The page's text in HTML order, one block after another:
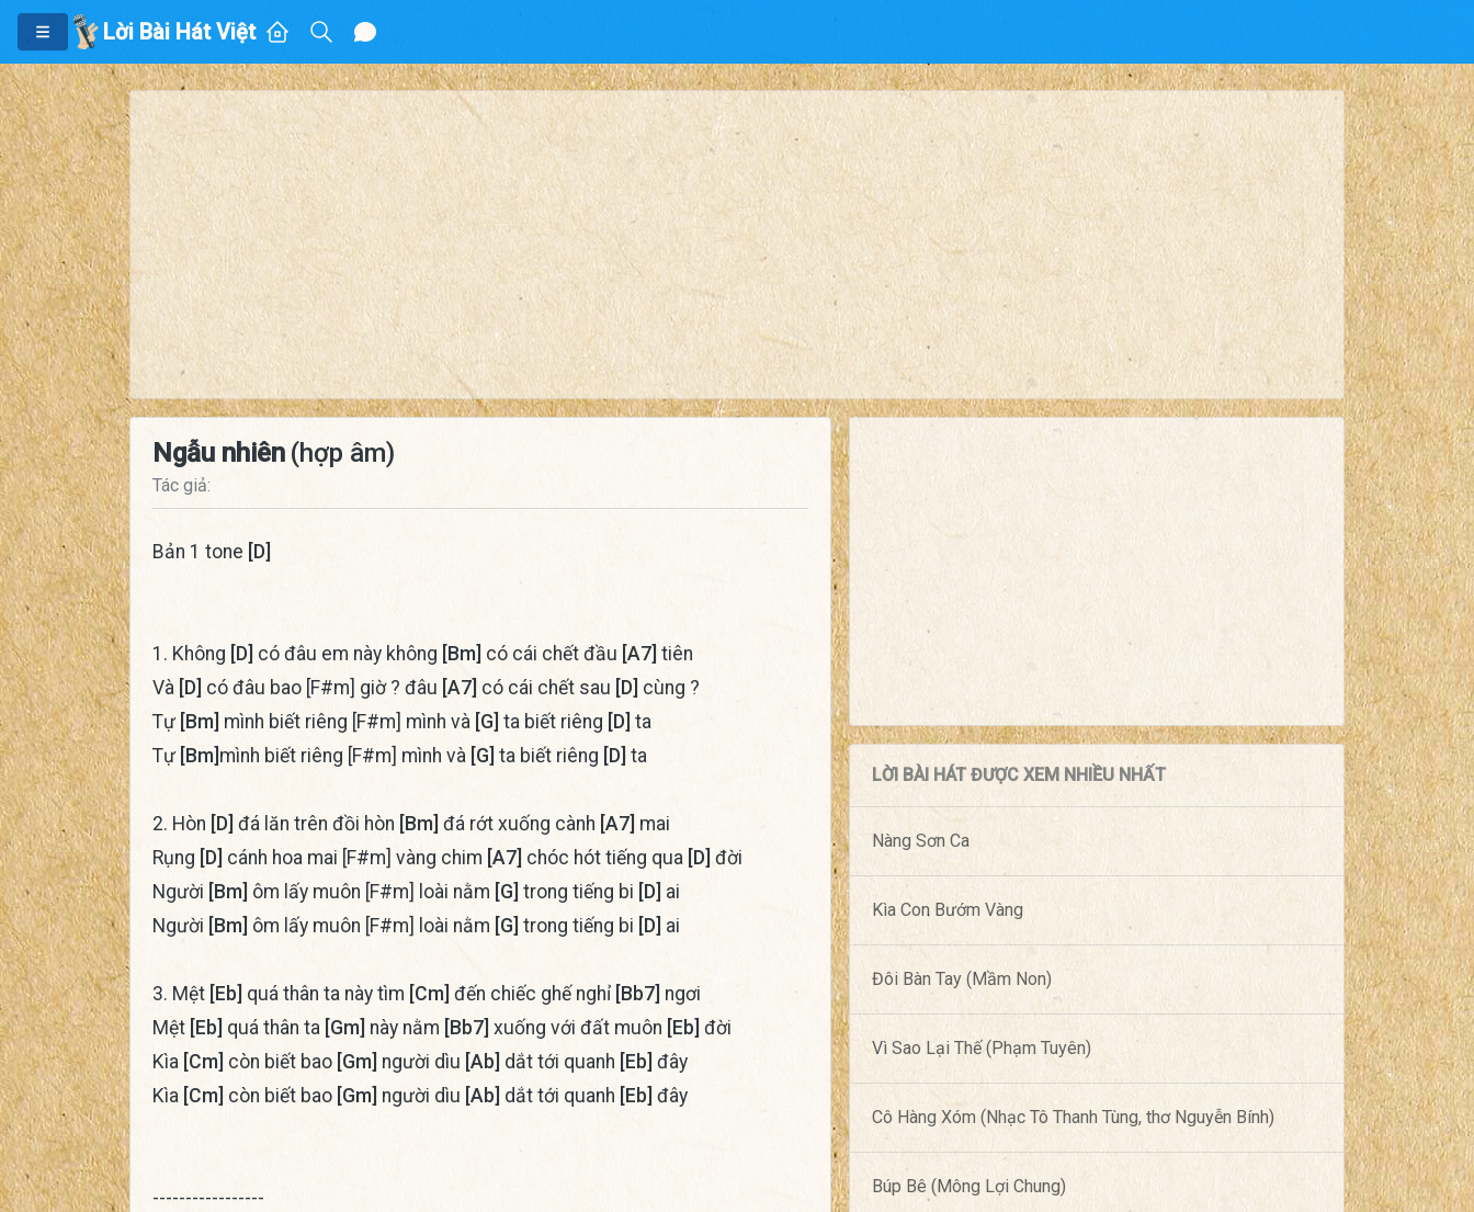
Lời Bài Hát Việt
Ngẫu nhiên (hợp âm)
Tác giả:
Bản 1 tone [D]
1. Không [D] có đâu em này không [Bm] có cái chết đầu [A7] tiên
Và [D] có đâu bao [F#m] giờ ? đâu [A7] có cái chết sau [D] cùng ?
Tự [Bm] mình biết riêng [F#m] mình và [G] ta biết riêng [D] ta
Tự [Bm] mình biết riêng [F#m] mình và [G] ta biết riêng [D] ta
2. Hòn [D] đá lăn trên đồi hòn [Bm] đá rớt xuống cành [A7] mai
Rụng
[D] cánh hoa mai [F#m] vàng chim [A7] chóc hót tiếng qua [D] đời
Người
[Bm] ôm lấy muôn [F#m] loài nằm [G] trong tiếng bi [D] ai
Người
[Bm] ôm lấy muôn [F#m] loài nằm [G] trong tiếng bi [D] ai
3. Mệt [Eb] quá thân ta này tìm [Cm] đến chiếc ghế nghỉ [Bb7] ngơi
Mệt [Eb] quá thân ta [Gm] này nằm [Bb7] xuống với đất muôn [Eb] đời
Kìa [Cm] còn biết bao [Gm] người dìu [Ab] dắt tới quanh [Eb] đây
Kìa [Cm] còn biết bao [Gm] người dìu [Ab] dắt tới quanh [Eb] đây
-----------------
LỜI BÀI HÁT ĐƯỢC XEM NHIỀU NHẤT
Nàng Sơn Ca
Kìa Con Bướm Vàng
Đôi Bàn Tay (Mầm Non)
Vì Sao Lại Thế (Phạm Tuyên)
Cô Hàng Xóm (Nhạc Tô Thanh Tùng, thơ Nguyễn Bính)
Búp Bê (Mông Lợi Chung)